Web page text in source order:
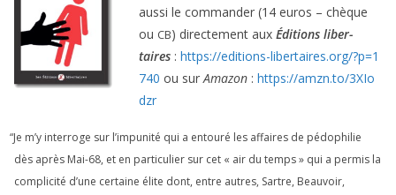
aus­si le com­man­der (14 euros – chèque
ou CB) direc­te­ment aux Éditions liber­
taires : https://​edi​tions​-liber​taires​.org/​?​p​=​1
740 ou surAmazon : https://​amzn​.to/​3​X​I​o​
dzr
“Je m’y inter­roge sur l’impunité qui a entou­ré les affaires de pédo­phi­lie
dès après Mai-68, et en par­ti­cu­lier sur cet « air du temps » qui a per­mis la
com­pli­ci­té d’une cer­taine élite dont, entre autres, Sartre, Beauvoir,